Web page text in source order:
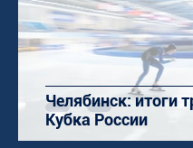
Челябинск: итоги
Кубка России